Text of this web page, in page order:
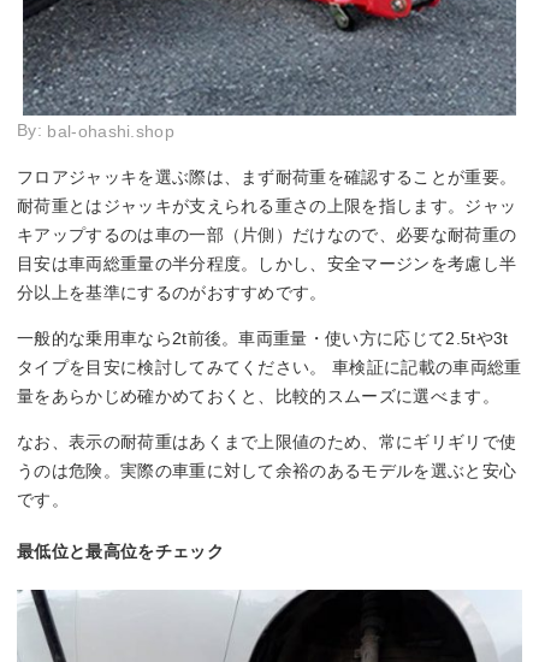
By: bal-ohashi.shop
フロアジャッキを選ぶ際は、まず耐荷重を確認することが重要。
耐荷重とはジャッキが支えられる重さの上限を指します。ジャッ
キアップするのは車の一部（片側）だけなので、必要な耐荷重の
目安は車両総重量の半分程度。しかし、安全マージンを考慮し半
分以上を基準にするのがおすすめです。
一般的な乗用車なら2t前後。車両重量・使い方に応じて2.5tや3t
タイプを目安に検討してみてください。 車検証に記載の車両総重
量をあらかじめ確かめておくと、比較的スムーズに選べます。
なお、表示の耐荷重はあくまで上限値のため、常にギリギリで使
うのは危険。実際の車重に対して余裕のあるモデルを選ぶと安心
です。
最低位と最高位をチェック